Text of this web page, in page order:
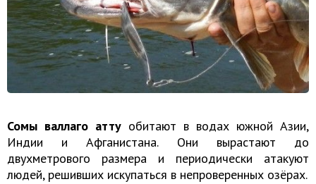
Сомы валлаго атту обитают в водах южной Азии,
Индии и Афганистана. Они вырастают до
двухметрового размера и периодически атакуют
людей, решивших искупаться в непроверенных озёрах.